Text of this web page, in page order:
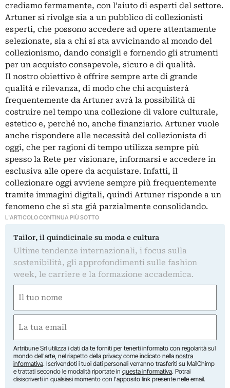
crediamo fermamente, con l’aiuto di esperti del settore.
Artuner si rivolge sia a un pubblico di collezionisti
esperti, che possono accedere ad opere attentamente
selezionate, sia a chi si sta avvicinando al mondo del
collezionismo, dando consigli e fornendo gli strumenti
per un acquisto consapevole, sicuro e di qualità.
Il nostro obiettivo è offrire sempre arte di grande
qualità e rilevanza, di modo che chi acquisterà
frequentemente da Artuner avrà la possibilità di
costruire nel tempo una collezione di valore culturale,
estetico e, perché no, anche finanziario. Artuner vuole
anche rispondere alle necessità del collezionista di
oggi, che per ragioni di tempo utilizza sempre più
spesso la Rete per visionare, informarsi e accedere in
esclusiva alle opere da acquistare. Infatti, il
collezionare oggi avviene sempre più frequentemente
tramite immagini digitali, quindi Artuner risponde a un
fenomeno che si sta già parzialmente consolidando.
L'ARTICOLO CONTINUA PIÙ SOTTO
Tailor, il quindicinale su moda e cultura
Ultime tendenze internazionali, i focus sulla
sostenibilità, gli approfondimenti sulle fashion
week, le carriere e la formazione accademica.
(Obbligatorio)
Nome
(Obbligatorio)
Artribune Srl utilizza i dati da te forniti per tenerti informato con regolarità sul
mondo dell'arte, nel rispetto della privacy come indicato nella nostra
informativa. Iscrivendoti i tuoi dati personali verranno trasferiti su MailChimp
e trattati secondo le modalità riportate in questa informativa. Potrai
disiscriverti in qualsiasi momento con l'apposito link presente nelle email.